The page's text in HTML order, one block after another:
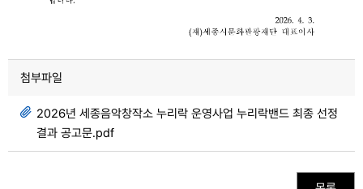
첨부파일
2026년 세종음악창작소 누리락 운영사업 누리락밴드 최종 선정
결과 공고문.pdf